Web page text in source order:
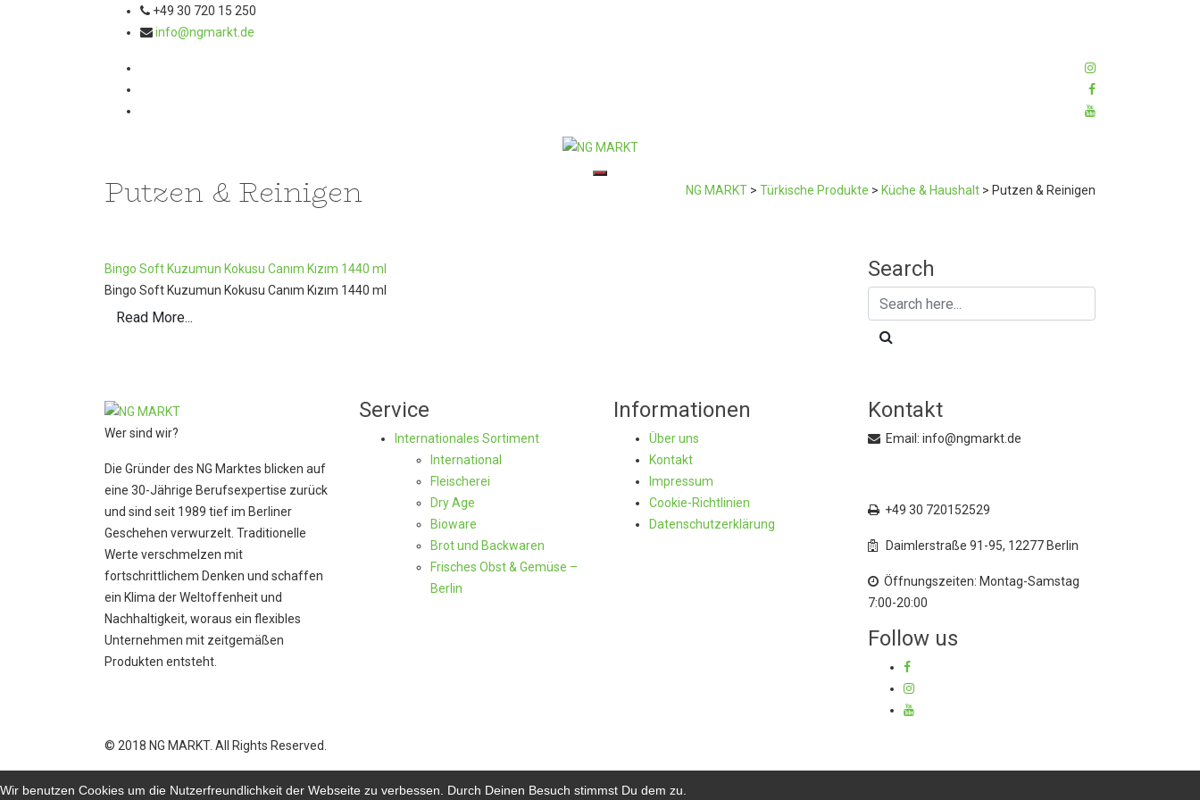
+49 30 720 15 250
info@ngmarkt.de
Toggle navigation
Putzen & Reinigen NG MARKT > Türkische Produkte > Küche & Haushalt > Putzen & Reinigen
Bingo Soft Kuzumun Kokusu Canım Kızım 1440 ml
Bingo Soft Kuzumun Kokusu Canım Kızım 1440 ml
Read More...
Search
Wer sind wir?
Die Gründer des NG Marktes blicken auf
eine 30-Jährige Berufsexpertise zurück
und sind seit 1989 tief im Berliner
Geschehen verwurzelt. Traditionelle
Werte verschmelzen mit
fortschrittlichem Denken und schaffen
ein Klima der Weltoffenheit und
Nachhaltigkeit, woraus ein flexibles
Unternehmen mit zeitgemäßen
Produkten entsteht.
Service
Internationales Sortiment
International
Fleischerei
Dry Age
Bioware
Brot und Backwaren
Frisches Obst & Gemüse –
Berlin
Informationen
Über uns
Kontakt
Impressum
Cookie-Richtlinien
Datenschutzerklärung
Kontakt
Email: info@ngmarkt.de
+49 30 720152529
Daimlerstraße 91-95, 12277 Berlin
Öffnungszeiten: Montag-Samstag
7:00-20:00
Follow us
© 2018 NG MARKT. All Rights Reserved.
Wir benutzen Cookies um die Nutzerfreundlichkeit der Webseite zu verbessen. Durch Deinen Besuch stimmst Du dem zu.